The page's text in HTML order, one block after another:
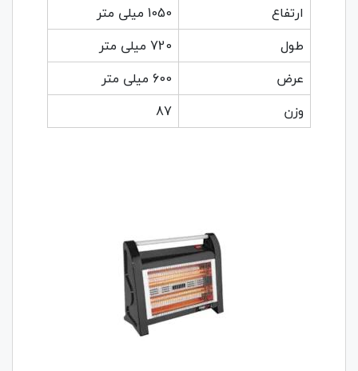
ارتفاع
1050 میلی متر
طول
720 میلی متر
عرض
600 میلی متر
وزن
87